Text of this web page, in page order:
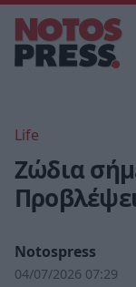
Life
Ζώδια
Notospress
04/07/2026 07:29